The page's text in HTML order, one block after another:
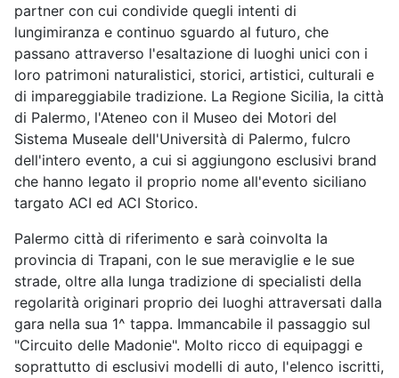
partner con cui condivide quegli intenti di
lungimiranza e continuo sguardo al futuro, che
passano attraverso l'esaltazione di luoghi unici con i
loro patrimoni naturalistici, storici, artistici, culturali e
di impareggiabile tradizione. La Regione Sicilia, la città
di Palermo, l'Ateneo con il Museo dei Motori del
Sistema Museale dell'Università di Palermo, fulcro
dell'intero evento, a cui si aggiungono esclusivi brand
che hanno legato il proprio nome all'evento siciliano
targato ACI ed ACI Storico.
Palermo città di riferimento e sarà coinvolta la
provincia di Trapani, con le sue meraviglie e le sue
strade, oltre alla lunga tradizione di specialisti della
regolarità originari proprio dei luoghi attraversati dalla
gara nella sua 1^ tappa. Immancabile il passaggio sul
"Circuito delle Madonie". Molto ricco di equipaggi e
soprattutto di esclusivi modelli di auto, l'elenco iscritti,